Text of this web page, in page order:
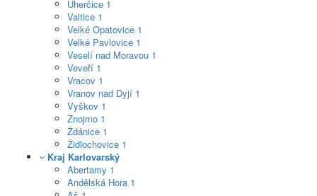
Uherčice 1
Valtice 1
Velké Opatovice 1
Velké Pavlovice 1
Veselí nad Moravou 1
Veveří 1
Vracov 1
Vranov nad Dyjí 1
Vyškov 1
Znojmo 1
Ždánice 1
Židlochovice 1
Kraj Karlovarský
Abertamy 1
Andělská Hora 1